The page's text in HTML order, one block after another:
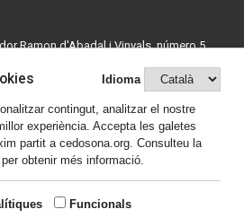
Ramon d'Abadal i Vinyals, número 5,
contingut
Idioma
contingut, analitzar el nostre
experiència. Accepta les galetes
partit a cedosona.org. Consulteu la
obtenir més informació.
Funcionals